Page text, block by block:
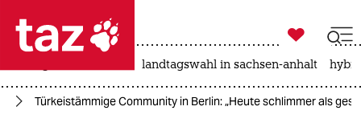
 taz zahl ich
taz zahl ich

taz zahl ich
landtagswahl in sachsen-anhalt
Türkeistämmige Community in Berlin: „Heute schlimmer als